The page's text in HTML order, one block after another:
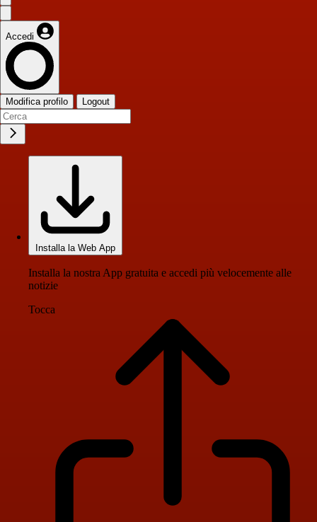
Accedi
Modifica profilo Logout
Installa la Web App
Installa la nostra App gratuita e accedi più velocemente alle
notizie
Tocca